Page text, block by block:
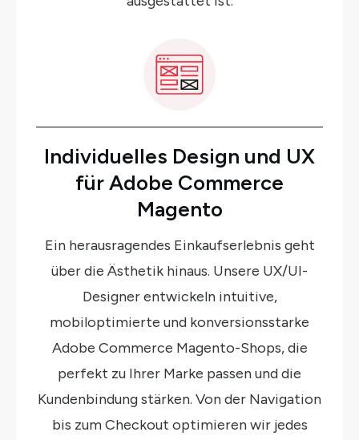
Individuelles Design und UX
für Adobe Commerce
Magento
Ein herausragendes Einkaufserlebnis geht
über die Ästhetik hinaus. Unsere UX/UI-
Designer entwickeln intuitive,
mobiloptimierte und konversionsstarke
Adobe Commerce Magento-Shops, die
perfekt zu Ihrer Marke passen und die
Kundenbindung stärken. Von der Navigation
bis zum Checkout optimieren wir jedes